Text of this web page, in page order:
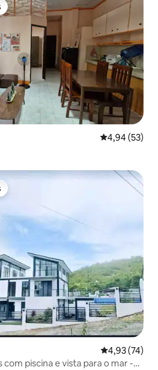
4,94 de uma
4,94 (53)
4,93 de uma
4,93 (74)
com piscina e vista para o mar -